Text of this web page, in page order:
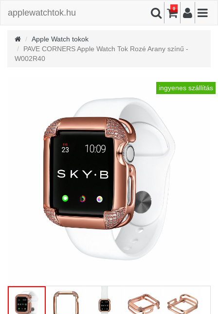
applewatchtok.hu 0
Apple Watch tokok
PAVE CORNERS Apple Watch Tok Rozé Arany színű -
W002R40
ingyenes szállítás